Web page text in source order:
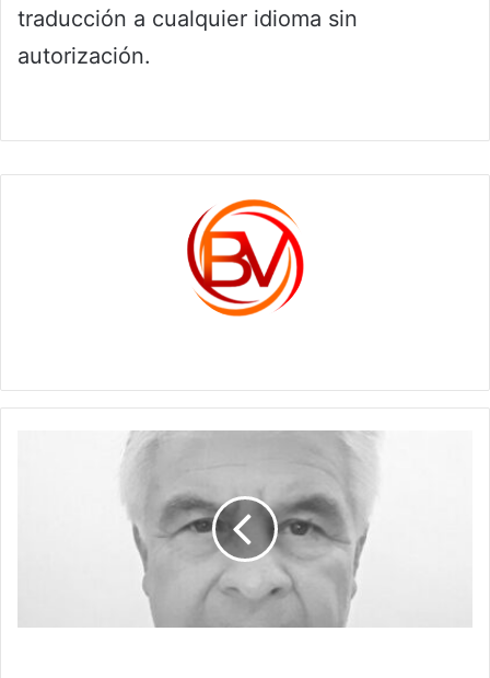
traducción a cualquier idioma sin
autorización.